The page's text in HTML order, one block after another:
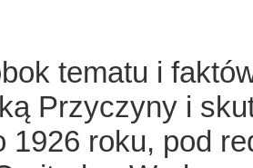
tematu i
Przyczyny i
1926 roku, pod